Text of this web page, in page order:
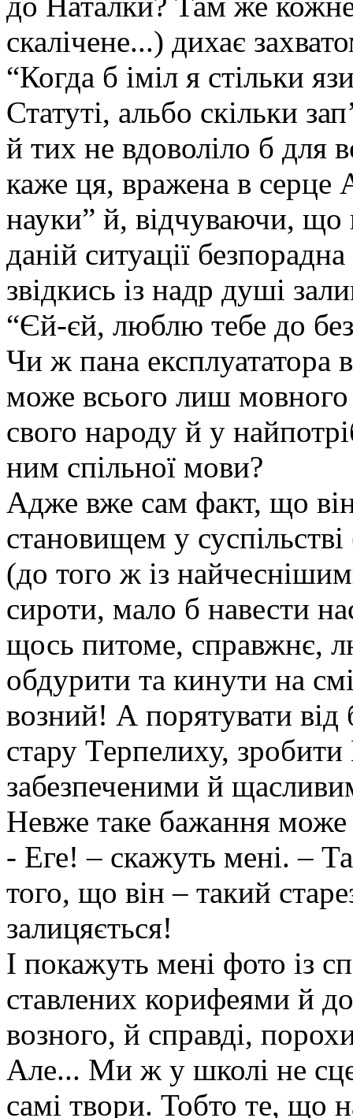
скалічене...) дихає
“Когда б іміл я стільки
Статуті, альбо скільки
й тих не вдоволіло б для
каже ця, вражена в
науки” й, відчуваючи, що
даній ситуації
звідкись із надр душі
“Єй-єй, люблю тебе до
Чи ж пана експлуататора
може всього лиш мовного
свого народу й у
ним спільної мови?
Адже вже сам факт, що
становищем у
(до того ж із
сироти, мало б навести
щось питоме, справжнє,
обдурити та кинути на
возний! А порятувати від
стару Терпелиху,
забезпеченими й
Невже таке бажання може
- Еге! – скажуть мені. –
того, що він – такий
залицяється!
І покажуть мені фото із
ставлених корифеями й
возного, й справді,
Але... Ми ж у школі не
самі твори. Тобто те, що